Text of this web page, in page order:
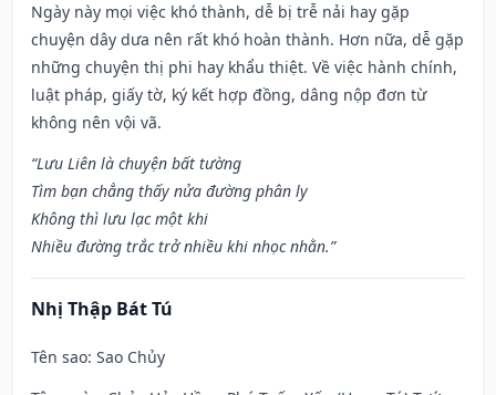
Ngày này mọi việc khó thành, dễ bị trễ nải hay gặp
chuyện dây dưa nên rất khó hoàn thành. Hơn nữa, dễ gặp
những chuyện thị phi hay khẩu thiệt. Về việc hành chính,
luật pháp, giấy tờ, ký kết hợp đồng, dâng nộp đơn từ
không nên vội vã.
“Lưu Liên là chuyện bất tường
Tìm bạn chẳng thấy nửa đường phân ly
Không thì lưu lạc một khi
Nhiều đường trắc trở nhiều khi nhọc nhằn.”
Nhị Thập Bát Tú
Tên sao: Sao Chủy